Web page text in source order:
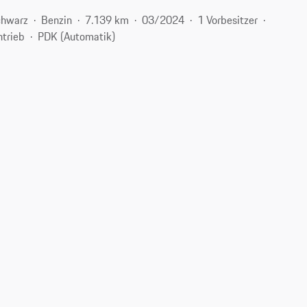
Benzin 7.139 km 03/2024
1 Vorbesitzer
PDK (Automatik)